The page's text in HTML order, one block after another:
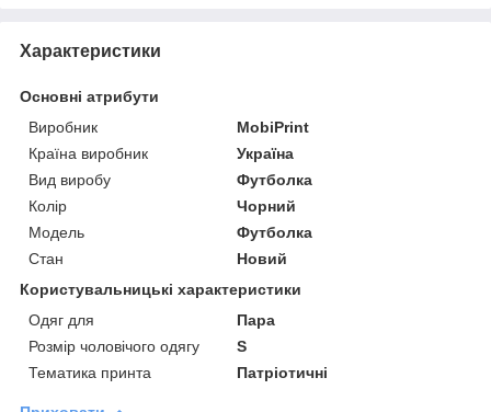
Характеристики
Основні атрибути
Виробник
MobiPrint
Країна виробник
Україна
Вид виробу
Футболка
Колір
Чорний
Модель
Футболка
Стан
Новий
Користувальницькі характеристики
Одяг для
Пара
Розмір чоловічого одягу
S
Тематика принта
Патріотичні